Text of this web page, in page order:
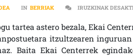
IN BERRIAK IRUZKINAK
tartea astero bezala, Ekai
itzultzearen
Baita Ekai Centerrek